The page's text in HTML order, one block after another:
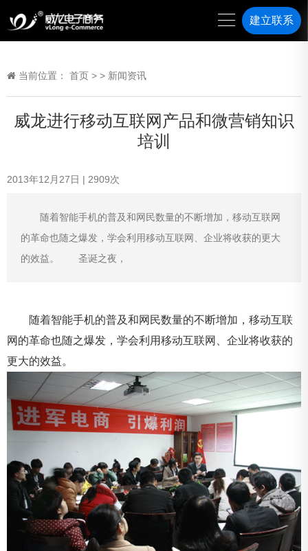
建立联系
当前位置： 首页 > > 新闻资讯
威龙进行移动互联网产品和微营销知识
培训
2013年12月27日 | 2909次
随着智能手机的普及和网民数量的不断增加，移动互联网
的革命也随之爆发，学会利用移动互联网、企业将收获的更大
的效益。 圣诞之夜，
随着智能手机的普及和网民数量的不断增加，移动互联
网的革命也随之爆发，学会利用移动互联网、企业将收获的
更大的效益。